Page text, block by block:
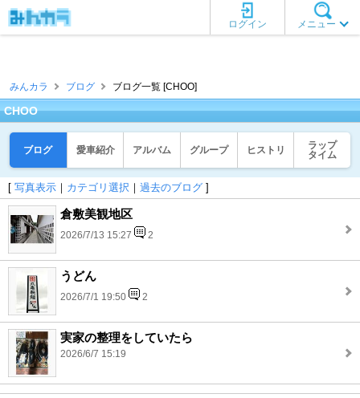
メニュー
ログイン
みんカラ ブログ ブログ一覧 [CHOO]
CHOO
ブログ 愛車紹介 アルバム グループ ヒストリ
ラップ
タイム
[ 写真表示 ｜ カテゴリ選択 ｜ 過去のブログ ]
倉敷美観地区
2026/7/13 15:27 2
うどん
2026/7/1 19:50 2
実家の整理をしていたら
2026/6/7 15:19